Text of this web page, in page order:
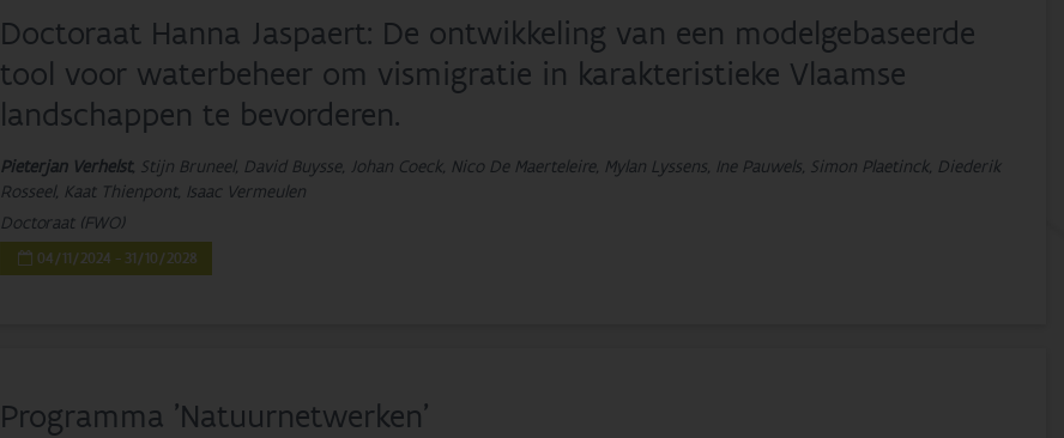
Doctoraat Hanna Jaspaert: De ontwikkeling van een modelgebaseerde
tool voor waterbeheer om vismigratie in karakteristieke Vlaamse
landschappen te bevorderen.
Pieterjan Verhelst, Stijn Bruneel, David Buysse, Johan Coeck, Nico De Maerteleire, Mylan Lyssens, Ine Pauwels, Simon Plaetinck, Diederik
Rosseel, Kaat Thienpont, Isaac Vermeulen
Doctoraat (FWO)
04/11/2024 - 31/10/2028
Programma 'Natuurnetwerken'